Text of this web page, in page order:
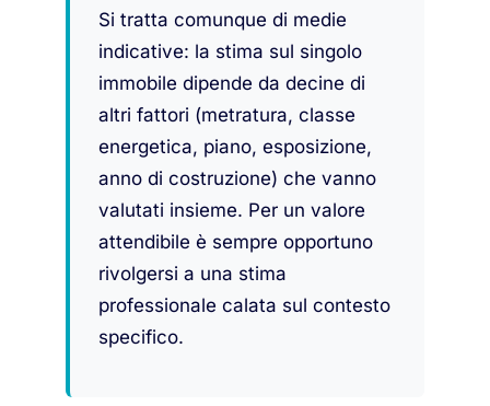
Si tratta comunque di medie
indicative: la stima sul singolo
immobile dipende da decine di
altri fattori (metratura, classe
energetica, piano, esposizione,
anno di costruzione) che vanno
valutati insieme. Per un valore
attendibile è sempre opportuno
rivolgersi a una stima
professionale calata sul contesto
specifico.